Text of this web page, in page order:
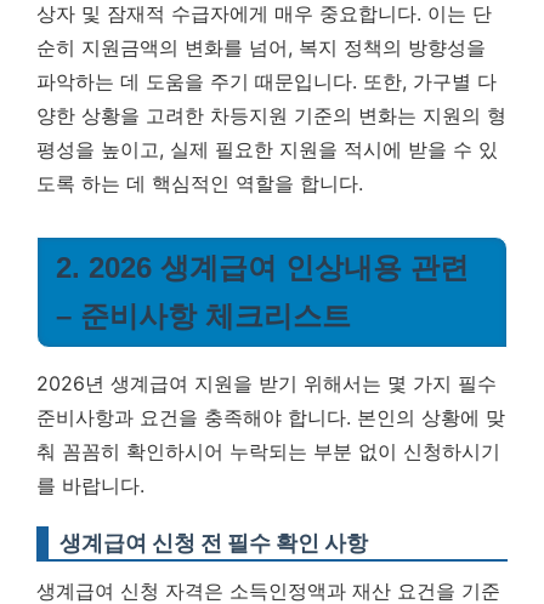
상자 및 잠재적 수급자에게 매우 중요합니다. 이는 단
순히 지원금액의 변화를 넘어, 복지 정책의 방향성을
파악하는 데 도움을 주기 때문입니다. 또한, 가구별 다
양한 상황을 고려한 차등지원 기준의 변화는 지원의 형
평성을 높이고, 실제 필요한 지원을 적시에 받을 수 있
도록 하는 데 핵심적인 역할을 합니다.
2. 2026 생계급여 인상내용 관련
– 준비사항 체크리스트
2026년 생계급여 지원을 받기 위해서는 몇 가지 필수
준비사항과 요건을 충족해야 합니다. 본인의 상황에 맞
춰 꼼꼼히 확인하시어 누락되는 부분 없이 신청하시기
를 바랍니다.
생계급여 신청 전 필수 확인 사항
생계급여 신청 자격은 소득인정액과 재산 요건을 기준